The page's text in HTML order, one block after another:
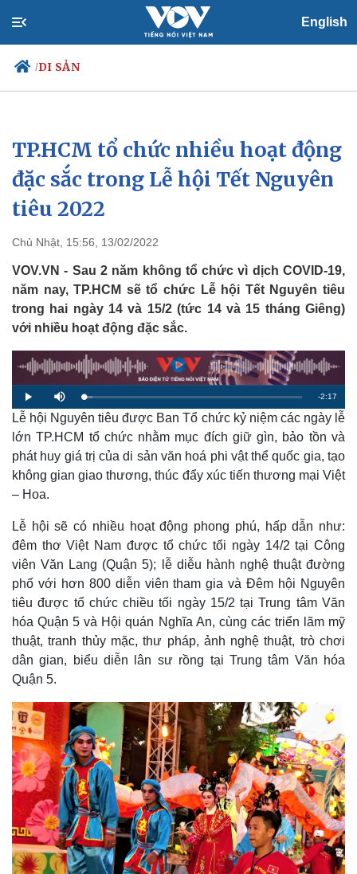
English
/DI SẢN
Chính trị
Đảng
Tổ chức nhân sự
Quốc hội
Xã hội
Tin 24h
Dự báo thời tiết
TP.HCM tổ chức nhiều hoạt động
đặc sắc trong Lễ hội Tết Nguyên
tiêu 2022
Chủ Nhật, 15:56, 13/02/2022
VOV.VN - Sau 2 năm không tổ chức vì dịch COVID-19,
năm nay, TP.HCM sẽ tổ chức Lễ hội Tết Nguyên tiêu
trong hai ngày 14 và 15/2 (tức 14 và 15 tháng Giêng)
với nhiều hoạt động đặc sắc.
P
l
a
y
M
u
t
e
L
o
a
d
e
d
3
.
9
5
R
e
a
i
n
g
-2:17
Lễ hội Nguyên tiêu được Ban Tổ chức kỷ niệm các ngày lễ
lớn TP.HCM tổ chức nhằm mục đích giữ gìn, bảo tồn và
phát huy giá trị của di sản văn hoá phi vật thể quốc gia, tạo
không gian giao thương, thúc đẩy xúc tiến thương mại Việt
– Hoa.
Lễ hội sẽ có nhiều hoạt động phong phú, hấp dẫn như:
đêm thơ Việt Nam được tổ chức tối ngày 14/2 tại Công
viên Văn Lang (Quận 5); lễ diễu hành nghệ thuật đường
phố với hơn 800 diễn viên tham gia và Đêm hội Nguyên
tiêu được tổ chức chiều tối ngày 15/2 tại Trung tâm Văn
hóa Quận 5 và Hội quán Nghĩa An, cùng các triển lãm mỹ
thuật, tranh thủy mặc, thư pháp, ảnh nghệ thuật, trò chơi
dân gian, biểu diễn lân sư rồng tại Trung tâm Văn hóa
Quận 5.